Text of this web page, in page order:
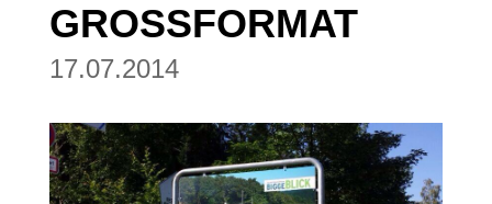
GROSSFORMAT
17.07.2014